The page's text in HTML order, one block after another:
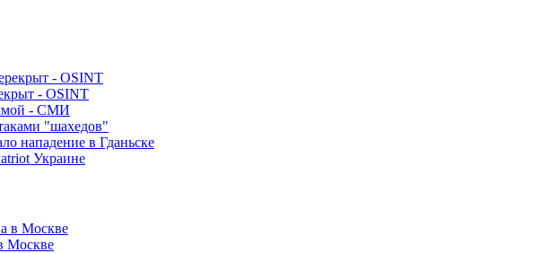
- OSINT
- СМИ
"шахедов"
нападение в Гданьске
Украине
Москве